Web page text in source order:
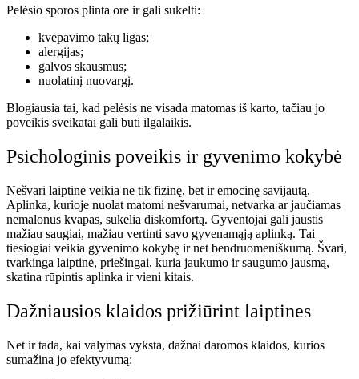
Pelėsio sporos plinta ore ir gali sukelti:
kvėpavimo takų ligas;
alergijas;
galvos skausmus;
nuolatinį nuovargį.
Blogiausia tai, kad pelėsis ne visada matomas iš karto, tačiau jo
poveikis sveikatai gali būti ilgalaikis.
Psichologinis poveikis ir gyvenimo kokybė
Nešvari laiptinė veikia ne tik fizinę, bet ir emocinę savijautą.
Aplinka, kurioje nuolat matomi nešvarumai, netvarka ar jaučiamas
nemalonus kvapas, sukelia diskomfortą. Gyventojai gali jaustis
mažiau saugiai, mažiau vertinti savo gyvenamąją aplinką. Tai
tiesiogiai veikia gyvenimo kokybę ir net bendruomeniškumą. Švari,
tvarkinga laiptinė, priešingai, kuria jaukumo ir saugumo jausmą,
skatina rūpintis aplinka ir vieni kitais.
Dažniausios klaidos prižiūrint laiptines
Net ir tada, kai valymas vyksta, dažnai daromos klaidos, kurios
sumažina jo efektyvumą: